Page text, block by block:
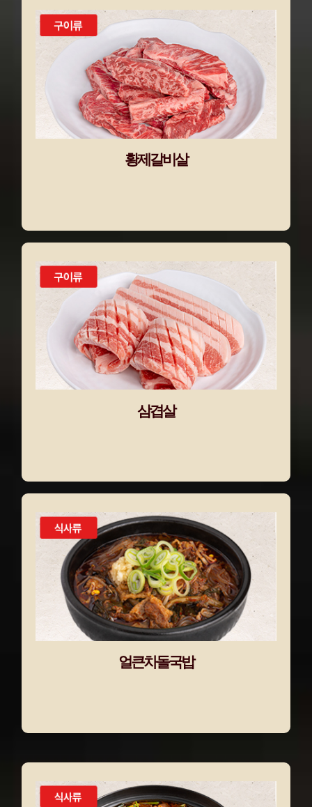
황제갈비살
황제갈비살
갈비뼈에서 정성껏 발라낸 살코기만 모아, 쫄
깃한 식감과 깔끔하고 고소한 육향을 살린
삼겹살
삼겹살
남녀노소 가리지 않고
꾸준히 사랑받는 돼지고기의 대표 주자
얼큰차돌국밥
얼큰차돌국밥